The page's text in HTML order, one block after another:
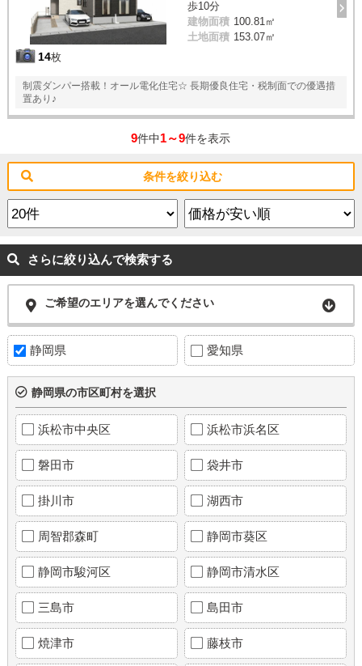
14枚
歩10分
建物面積 100.81㎡
土地面積 153.07㎡
制震ダンパー搭載！オール電化住宅☆ 長期優良住宅・税制面での優遇措
置あり♪
9件中1～9件を表示
条件を絞り込む
さらに絞り込んで検索する
ご希望のエリアを選んでください
静岡県 愛知県
静岡県の市区町村を選択
浜松市中央区 浜松市浜名区
磐田市 袋井市
掛川市 湖西市
周智郡森町 静岡市葵区
静岡市駿河区 静岡市清水区
三島市 島田市
焼津市 藤枝市